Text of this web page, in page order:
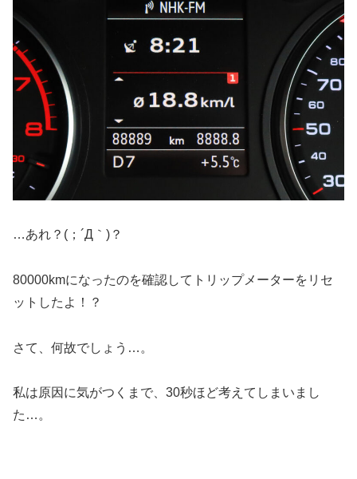
…あれ？(；´Д｀)？
80000kmになったのを確認してトリップメーターをリセ
ットしたよ！？
さて、何故でしょう…。
私は原因に気がつくまで、30秒ほど考えてしまいまし
た…。